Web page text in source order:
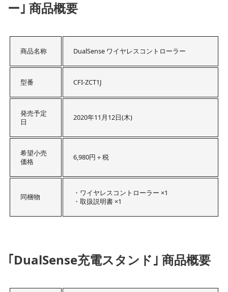
ー｣ 商品概要
商品名称 DualSense ワイヤレスコントローラー
型番 CFI-ZCT1J
発売予定
日
2020年11月12日(木)
希望小売
価格
6,980円＋税
同梱物
・ワイヤレスコントローラー ×1
・取扱説明書 ×1
｢DualSense充電スタンド｣ 商品概要